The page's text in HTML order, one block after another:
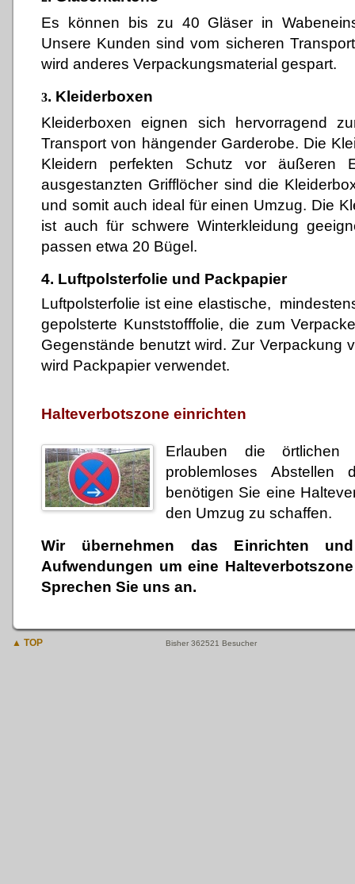
Es können bis zu 40 Gläser in
Unsere Kunden sind vom sicheren
wird anderes Verpackungsmaterial gespart.
3. Kleiderboxen
Kleiderboxen eignen sich hervorragend
Transport von hängender Garderobe. Die
Kleidern perfekten Schutz vor äußeren
ausgestanzten Grifflöcher sind die
und somit auch ideal für einen Umzug. Die
ist auch für schwere Winterkleidung
passen etwa 20 Bügel.
4. Luftpolsterfolie und Packpapier
Luftpolsterfolie ist eine elastische,
gepolsterte Kunststofffolie, die zum
Gegenstände benutzt wird. Zur Verpackung
wird Packpapier verwendet.
Halteverbotszone einrichten
Erlauben die örtlichen
problemloses Abstellen
benötigen Sie eine
den Umzug zu schaffen.
Wir übernehmen das Einrichten
Aufwendungen um eine
Sprechen Sie uns an.
▲ TOP Bisher 362521 Besucher